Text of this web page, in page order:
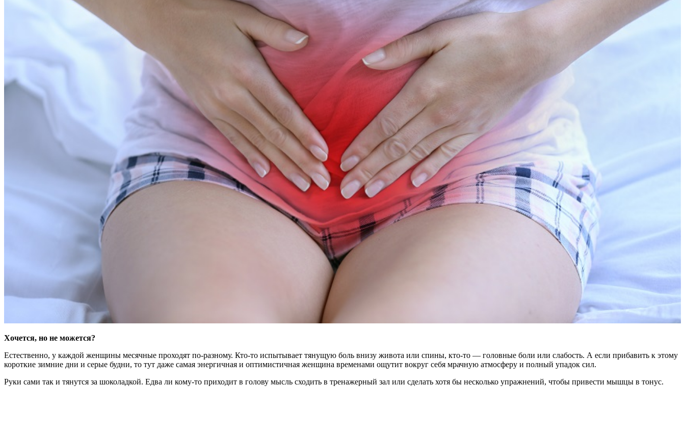
Хочется, но не можется?
Естественно, у каждой женщины месячные проходят по-разному. Кто-то испытывает тянущую боль внизу живота или спины, кто-то — головные боли или слабость. А если прибавить к этому
короткие зимние дни и серые будни, то тут даже самая энергичная и оптимистичная женщина временами ощутит вокруг себя мрачную атмосферу и полный упадок сил.
Руки сами так и тянутся за шоколадкой. Едва ли кому-то приходит в голову мысль сходить в тренажерный зал или сделать хотя бы несколько упражнений, чтобы привести мышцы в тонус.